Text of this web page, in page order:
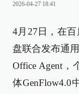
2026-04-27 18:41
4月27日，在
盘联合发布通
Office Agent
体GenFlow4.0